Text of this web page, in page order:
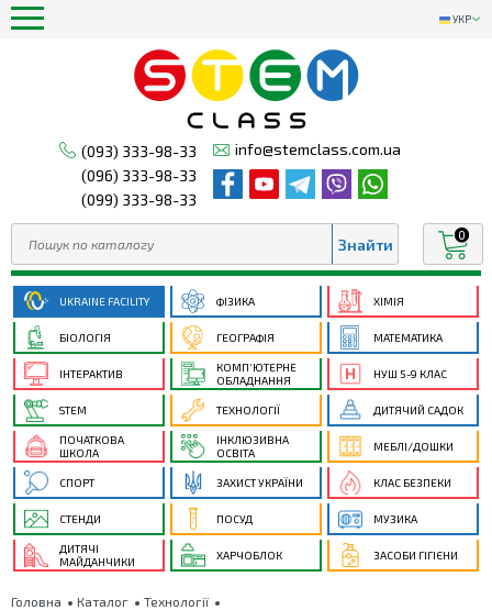
УКР
(093) 333-98-33
(096) 333-98-33
(099) 333-98-33
info@stemclass.com.ua
0
UKRAINE FACILITY ФІЗИКА ХІМІЯ
БІОЛОГІЯ ГЕОГРАФІЯ МАТЕМАТИКА
ІНТЕРАКТИВ
КОМП’ЮТЕРНЕ
ОБЛАДНАННЯ
НУШ 5-9 КЛАС
STEM ТЕХНОЛОГІЇ ДИТЯЧИЙ САДОК
ПОЧАТКОВА
ШКОЛА
ІНКЛЮЗИВНА
ОСВІТА
МЕБЛІ/ДОШКИ
СПОРТ ЗАХИСТ УКРАЇНИ КЛАС БЕЗПЕКИ
СТЕНДИ ПОСУД МУЗИКА
ДИТЯЧІ
МАЙДАНЧИКИ
ХАРЧОБЛОК ЗАСОБИ ГІГІЄНИ
Головна Каталог
Технології